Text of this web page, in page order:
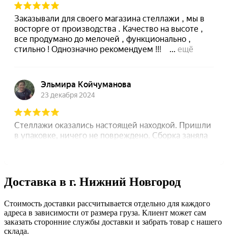
Доставка в г. Нижний Новгород
Стоимость доставки рассчитывается отдельно для каждого
адреса в зависимости от размера груза. Клиент может сам
заказать сторонние службы доставки и забрать товар с нашего
склада.